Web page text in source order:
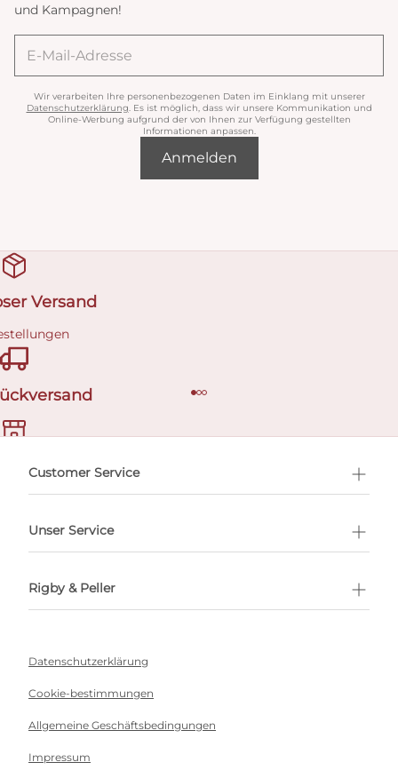
und Kampagnen!
Wir verarbeiten Ihre personenbezogenen Daten im Einklang mit unserer
Datenschutzerklärung . Es ist möglich, dass wir unsere Kommunikation und
Online-Werbung aufgrund der von Ihnen zur Verfügung gestellten
Informationen anpassen.
Anmelden
Versand
buchen
Customer Service
Unser Service
Rigby & Peller
Datenschutzerklärung
Cookie-bestimmungen
Allgemeine Geschäftsbedingungen
Impressum